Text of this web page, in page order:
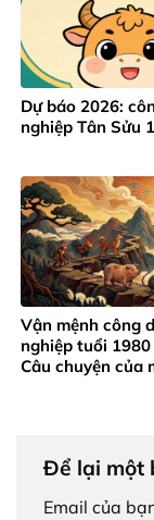
Dự báo 2026:
nghiệp Tân Sửu
Vận mệnh công
nghiệp tuổi 1980
Câu chuyện của
Để lại một
Email của